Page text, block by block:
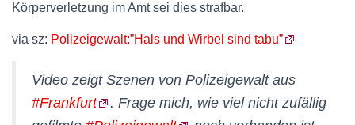
Körperverletzung im Amt sei dies strafbar.
via sz: Polizeigewalt:”Hals und Wirbel sind tabu”
Video zeigt Szenen von Polizeigewalt aus
#Frankfurt
. Frage mich, wie viel nicht zufällig